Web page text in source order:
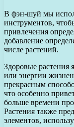
В фэн-шуй мы
инструментов,
привлечения
добавление
числе растений.
Здоровые растения
или энергии
прекрасным
что особенно
больше времени
Растения также
элементов,